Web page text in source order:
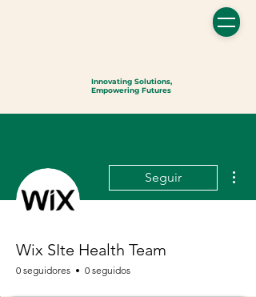
Innovating Solutions,
Empowering Futures
Seguir
Wix SIte Health Team
0 seguidores 0 seguidos